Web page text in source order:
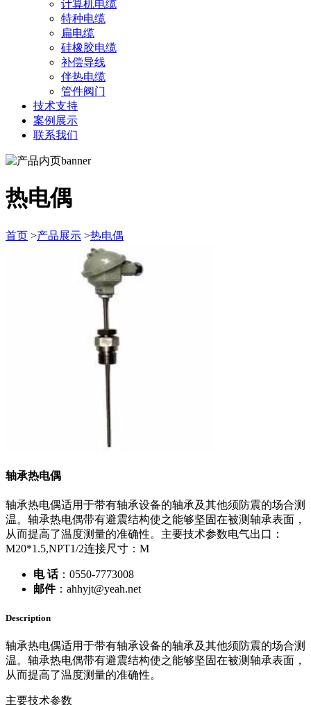
计算机电缆
特种电缆
扁电缆
硅橡胶电缆
补偿导线
伴热电缆
管件阀门
技术支持
案例展示
联系我们
热电偶
首页 >产品展示 >热电偶
轴承热电偶
轴承热电偶适用于带有轴承设备的轴承及其他须防震的场合测
温。轴承热电偶带有避震结构使之能够坚固在被测轴承表面，
从而提高了温度测量的准确性。主要技术参数电气出口：
M20*1.5,NPT1/2连接尺寸：M
电 话：0550-7773008
邮件：ahhyjt@yeah.net
Description
轴承热电偶适用于带有轴承设备的轴承及其他须防震的场合测
温。轴承热电偶带有避震结构使之能够坚固在被测轴承表面，
从而提高了温度测量的准确性。
主要技术参数